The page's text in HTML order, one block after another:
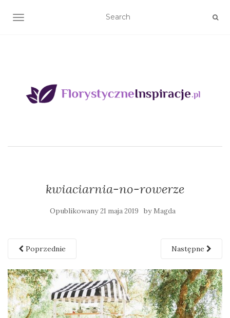
TOGGLE NAVIGATION
kwiaciarnia-no-rowerze
Opublikowany21 maja 2019 by Magda
Poprzednie Następne